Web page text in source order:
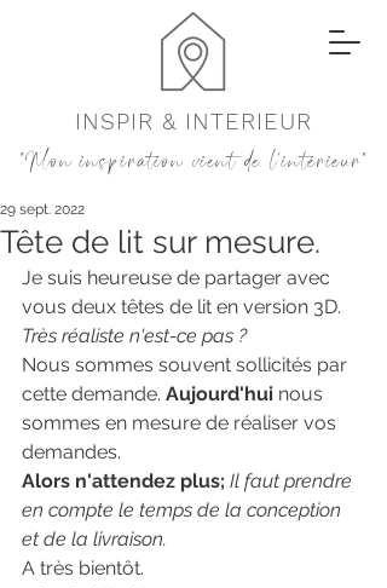
INSPIR & INTERIEUR
"Mon inspiration vient de l'intérieur"
Tête de lit sur mesure.
29 sept. 2022
Je suis heureuse de partager avec
vous deux têtes de lit en version 3D.
Très réaliste n'est-ce pas ?
Nous sommes souvent sollicités par
cette demande. Aujourd'hui nous
sommes en mesure de réaliser vos
demandes.
Alors n'attendez plus; Il faut prendre
en compte le temps de la conception
et de la livraison.
A très bientôt.